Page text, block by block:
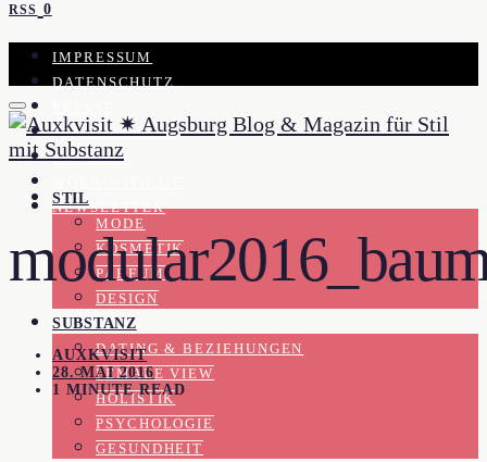
RSS 0
IMPRESSUM
DATENSCHUTZ
KOOPERATION
KONTAKT
NEWSLETTER
STIL
MODE
KOSMETIK
PARFUM
DESIGN
SUBSTANZ
DATING & BEZIEHUNGEN
FEMALE VIEW
HOLISTIK
PSYCHOLOGIE
GESUNDHEIT
AUXKVISIT
28. MAI 2016
1 MINUTE READ